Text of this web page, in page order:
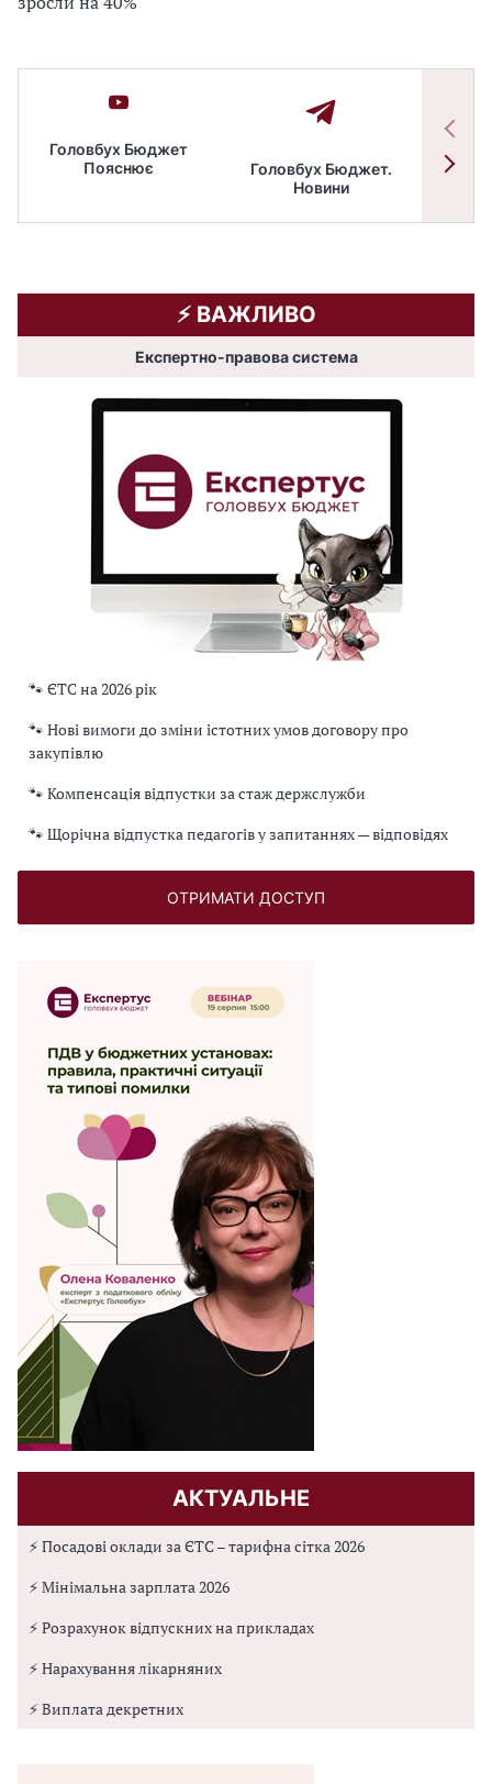
Головбух Бюджет
Пояснює
Головбух Бюджет.
Новини
⚡️ ВАЖЛИВО
Експертно-правова система
🐾 ЄТС на 2026 рік
🐾 Нові вимоги до зміни істотних умов договору про
закупівлю
🐾 Компенсація відпустки за стаж держслужби
🐾 Щорічна відпустка педагогів у запитаннях — відповідях
ОТРИМАТИ ДОСТУП
АКТУАЛЬНЕ
⚡ Посадові оклади за ЄТС – тарифна сітка 2026
⚡ Мінімальна зарплата 2026
⚡ Розрахунок відпускних на прикладах
⚡ Нарахування лікарняних
⚡ Виплата декретних